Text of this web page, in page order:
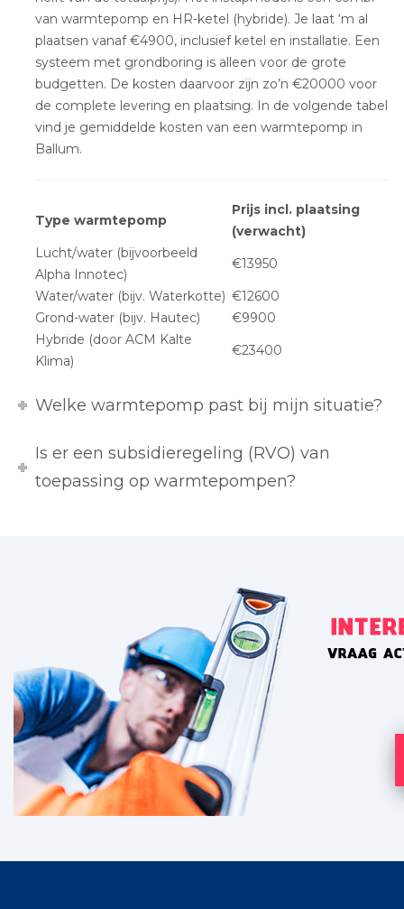
van warmtepomp en HR-ketel (hybride). Je laat ‘m al
plaatsen vanaf €4900, inclusief ketel en installatie. Een
systeem met grondboring is alleen voor de grote
budgetten. De kosten daarvoor zijn zo’n €20000 voor
de complete levering en plaatsing. In de volgende tabel
vind je gemiddelde kosten van een warmtepomp in
Ballum.
Type warmtepomp
Prijs incl. plaatsing
(verwacht)
Lucht/water (bijvoorbeeld
Alpha Innotec)
€13950
Water/water (bijv. Waterkotte) €12600
Grond-water (bijv. Hautec)
€9900
Hybride (door ACM Kalte
Klima)
€23400
Welke warmtepomp past bij mijn situatie?
Is er een subsidieregeling (RVO) van
toepassing op warmtepompen?